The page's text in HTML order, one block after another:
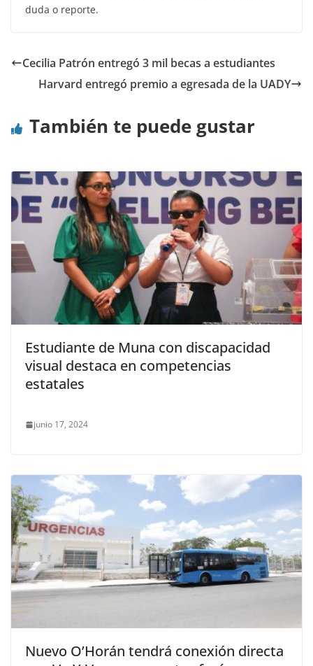
duda o reporte.
Cecilia Patrón entregó 3 mil becas a estudiantes
Harvard entregó premio a egresada de la UADY
También te puede gustar
Estudiante de Muna con discapacidad
visual destaca en competencias
estatales
junio 17, 2024
Nuevo O’Horán tendrá conexión directa